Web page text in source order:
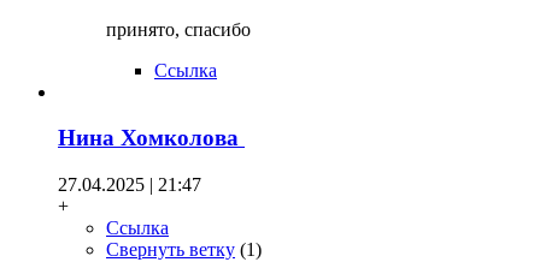
принято, спасибо
Ссылка
Нина Хомколова
27.04.2025 | 21:47
+
Ссылка
Свернуть ветку (1)